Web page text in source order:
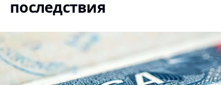
последствия